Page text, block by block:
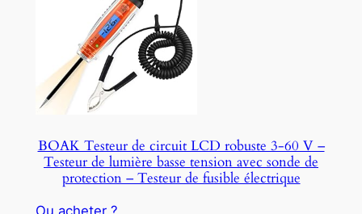
BOAK Testeur de circuit LCD robuste 3-60 V –
Testeur de lumière basse tension avec sonde de
protection – Testeur de fusible électrique